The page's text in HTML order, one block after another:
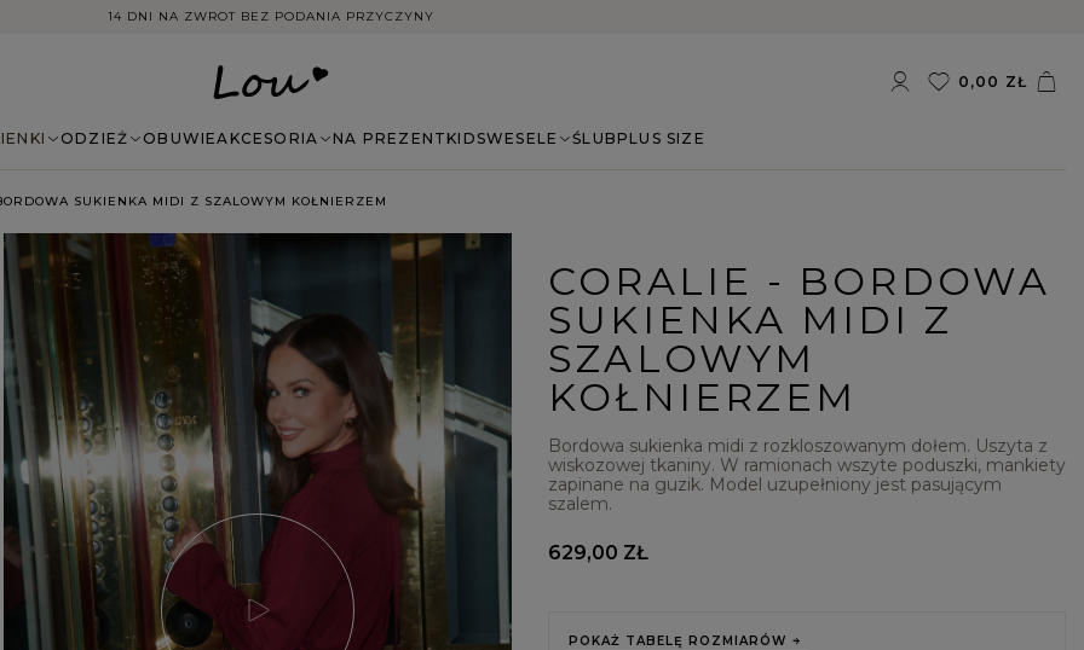
LIMITOWANE KOLEKCJE SZYTE W POLSCE
0,00 ZŁ
ODZIEŻ OBUWIEAKCESORIA NA PREZENT KIDSWESELE ŚLUB PLUS SIZE
SUKIENKA MIDI Z SZALOWYM KOŁNIERZEM
CORALIE - BORDOWA
SUKIENKA MIDI Z
SZALOWYM
KOŁNIERZEM
Bordowa sukienka midi z rozkloszowanym dołem. Uszyta z
wiskozowej tkaniny. W ramionach wszyte poduszki, mankiety
zapinane na guzik. Model uzupełniony jest pasującym
szalem.
POKAŻ TABELĘ ROZMIARÓW
629,00 ZŁ